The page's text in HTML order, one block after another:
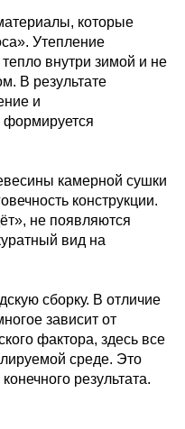
которые
Утепление
внутри зимой и не
В результате
и
формируется
камерной сушки
конструкции.
не появляются
вид на
сборку. В отличие
зависит от
фактора, здесь все
среде. Это
результата.